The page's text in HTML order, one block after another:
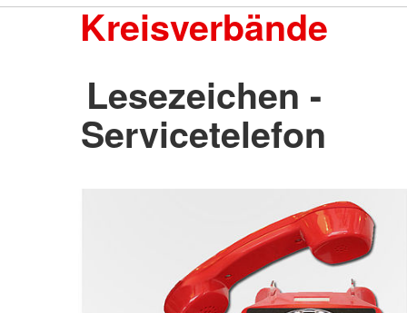
Kreisverbände
Lesezeichen -
Servicetelefon